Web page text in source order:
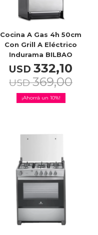
Cocina A Gas 4h 50cm
Con Grill A Eléctrico
Indurama BILBAO
USD 332,10
USD 369,00
10